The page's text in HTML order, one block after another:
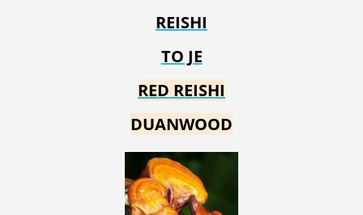
REISHI
TO JE
RED REISHI
DUANWOOD